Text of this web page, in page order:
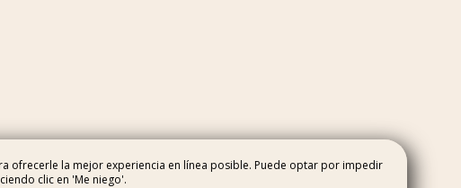
ofrecerle la mejor experiencia en línea posible. Puede optar por impedir
clic en 'Me niego'.